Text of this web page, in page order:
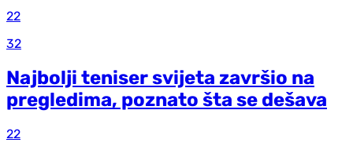
22
32
Najbolji teniser svijeta završio na
pregledima, poznato šta se dešava
22